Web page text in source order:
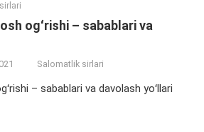
ogʻrishi – sabablari va
Salomatlik sirlari